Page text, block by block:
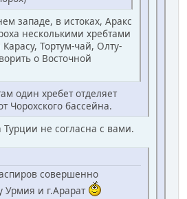
западе, в истоках, Аракс
несколькими хребтами
Тортум-чай, Олту-
о Восточной
один хребет отделяет
Чорохского бассейна.
Турции не согласна с вами.
совершенно
Урмия и г.Арарат